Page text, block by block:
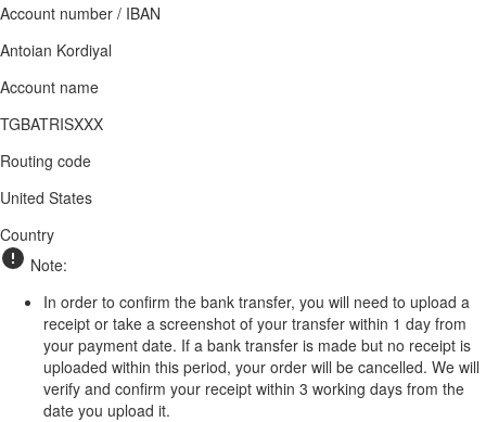
Account number / IBAN
Antoian Kordiyal
Account name
TGBATRISXXX
Routing code
United States
Country
Note:
In order to confirm the bank transfer, you will need to upload a
receipt or take a screenshot of your transfer within 1 day from
your payment date. If a bank transfer is made but no receipt is
uploaded within this period, your order will be cancelled. We will
verify and confirm your receipt within 3 working days from the
date you upload it.